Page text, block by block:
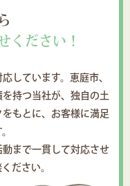
ください！
しています。恵庭市、
持つ当社が、独自の土
もとに、お客様に満足
まで一貫して対応させ
ださい。